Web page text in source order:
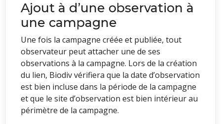
Ajout à d’une observation à
une campagne
Une fois la campagne créée et publiée, tout
observateur peut attacher une de ses
observations à la campagne. Lors de la création
du lien, Biodiv vérifiera que la date d’observation
est bien incluse dans la période de la campagne
et que le site d’observation est bien intérieur au
périmètre de la campagne.